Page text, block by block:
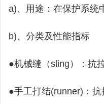
a)、用途：在保护系统
b)、分类及性能指标
●机械缝（sling）：抗
●手工打结(runner)：